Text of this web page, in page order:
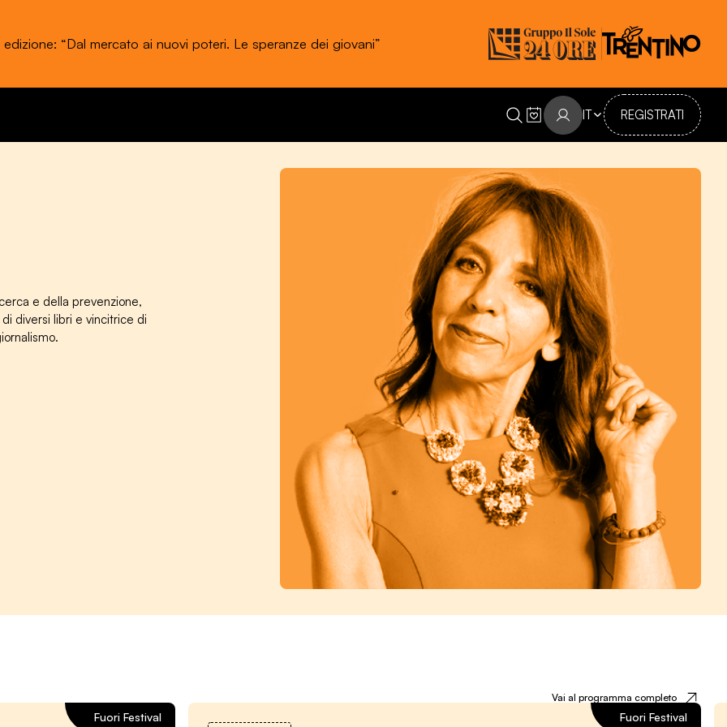
edizione: “Dal mercato ai nuovi poteri. Le speranze dei giovani”
REGISTRATI
IT
e della prevenzione,
diversi libri e vincitrice di
Vai al programma completo
Fuori Festival Fuori Festival